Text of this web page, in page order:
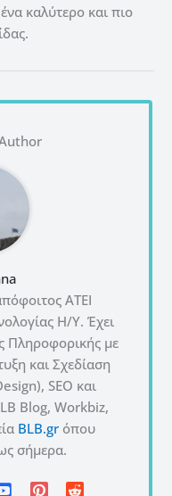
καλύτερο και πιο
ΑΤΕΙ
Η/Υ. Έχει
Πληροφορικής με
και Σχεδίαση
SEO και
Blog, Workbiz,
BLB.gr όπου
σήμερα.